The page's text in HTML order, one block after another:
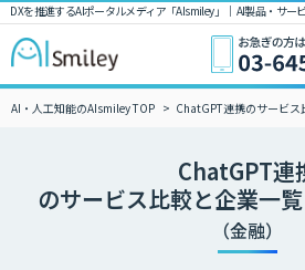
DXを推進するAIポータルメディア「AIsmiley」｜ AI製品・サー
AI・人工知能のAIsmiley TOP ChatGPT連携のサービス
ChatGPT連
のサービス比較と企業一覧
（金融）